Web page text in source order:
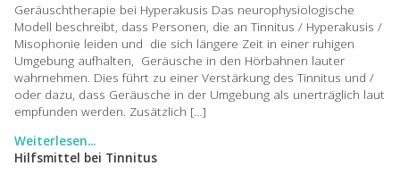
Geräuschtherapie bei Hyperakusis Das neurophysiologische
Modell beschreibt, dass Personen, die an Tinnitus / Hyperakusis /
Misophonie leiden und die sich längere Zeit in einer ruhigen
Umgebung aufhalten, Geräusche in den Hörbahnen lauter
wahrnehmen. Dies führt zu einer Verstärkung des Tinnitus und /
oder dazu, dass Geräusche in der Umgebung als unerträglich laut
empfunden werden. Zusätzlich […]
Weiterlesen...
Hilfsmittel bei Tinnitus